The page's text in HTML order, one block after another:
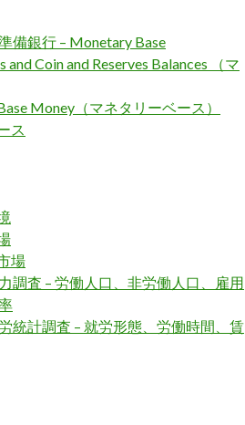
備銀行 – Monetary Base
Coin and Reserves Balances （マ
Money（マネタリーベース）
ス
場
調査 – 労働人口、非労働人口、雇用
統計調査 – 就労形態、労働時間、賃